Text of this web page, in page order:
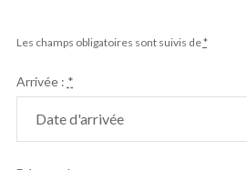
Les champs obligatoires sont suivis de*
Arrivée : *